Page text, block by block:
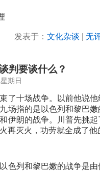
发表于： 文化杂谈 无
判要谈什么？
期日
了十场战争。以前他说
场指的是以色列和黎巴
伊朗的战争。川普先挑
再灭火，功劳就全成了他
色列和黎巴嫩的战争是